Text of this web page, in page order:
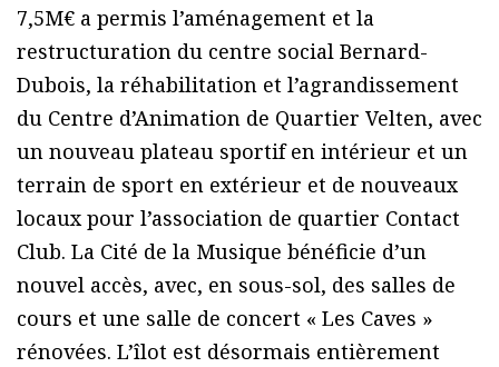
7,5M€ a permis l’aménagement et la
restructuration du centre social Bernard-
Dubois, la réhabilitation et l’agrandissement
du Centre d’Animation de Quartier Velten, avec
un nouveau plateau sportif en intérieur et un
terrain de sport en extérieur et de nouveaux
locaux pour l’association de quartier Contact
Club. La Cité de la Musique bénéficie d’un
nouvel accès, avec, en sous-sol, des salles de
cours et une salle de concert « Les Caves »
rénovées. L’îlot est désormais entièrement